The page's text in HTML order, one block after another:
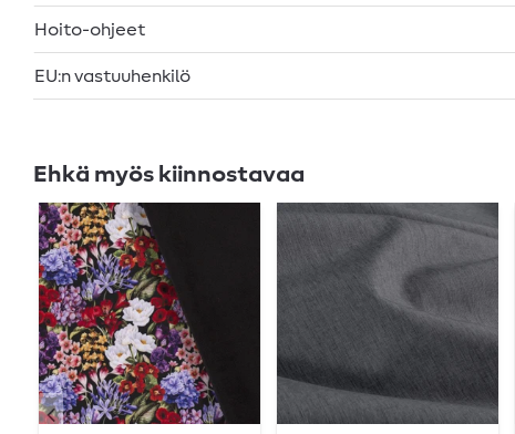
Hoito-ohjeet
EU:n vastuuhenkilö
Ehkä myös kiinnostavaa